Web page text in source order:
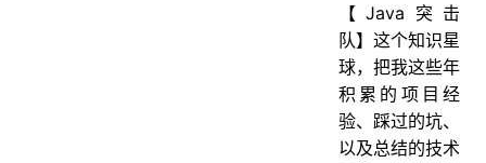
【Java突击
队】这个知识星
球，把我这些年
积累的项目经
验、踩过的坑、
以及总结的技术